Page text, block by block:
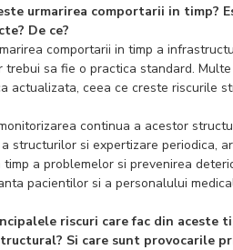
urmarirea comportarii in timp?
De ce?
comportarii in timp a
trebui sa fie o practica standard.
actualizata, ceea ce creste riscurile
continua a acestor
structurilor si expertizare periodica,
a problemelor si prevenirea
pacientilor si a personalului
riscuri care fac din aceste
Si care sunt provocarile